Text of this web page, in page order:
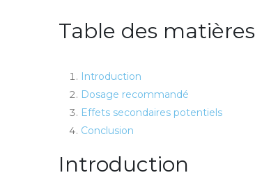
Table des matières
Introduction
Dosage recommandé
Effets secondaires potentiels
Conclusion
Introduction